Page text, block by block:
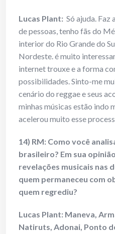
Lucas Plant: Só ajuda. Faz
de pessoas, tenho fãs do
interior do Rio Grande do
Nordeste. é muito
internet trouxe e a forma
possibilidades. Sinto-me
cenário do reggae e seus
minhas músicas estão indo
acelerou muito esse
14) RM: Como você
brasileiro? Em sua
revelações musicais nas
quem permaneceu com
quem regrediu?
Lucas Plant: Maneva,
Natiruts, Adonai, Ponto